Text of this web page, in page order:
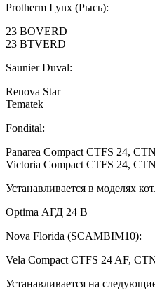
Protherm Lynx (Рысь):
23 BOVERD
23 BTVERD
Saunier Duval:
Renova Star
Tematek
Fondital:
Panarea Compact CTFS 24,
Victoria Compact CTFS 24,
Устанавливается в моделях
Optima АГД 24 B
Nova Florida (SCAMBIM10):
Vela Compact CTFS 24 AF,
Устанавливается на